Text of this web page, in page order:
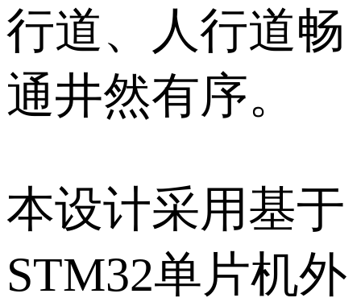
行道、人行道畅
通井然有序。
本设计采用基于
STM32单片机外